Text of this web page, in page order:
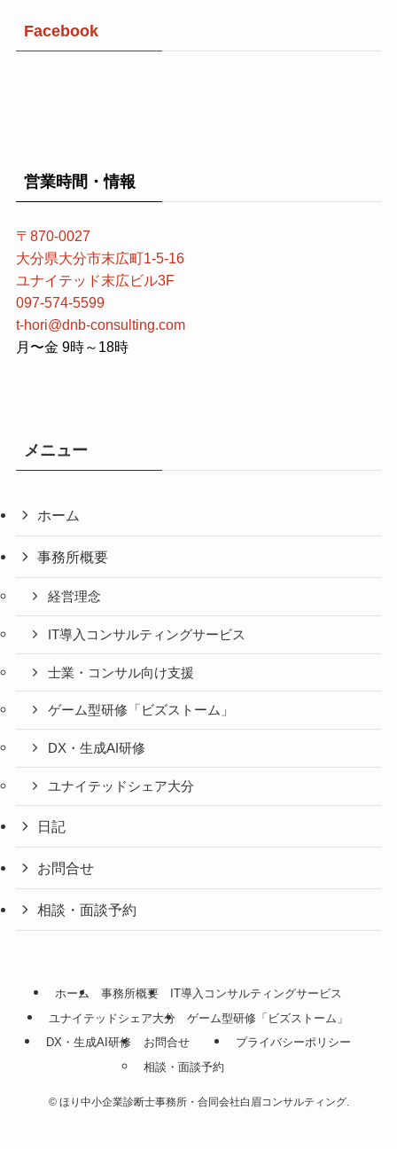
Facebook
営業時間・情報
〒870-0027
大分県大分市末広町1-5-16
ユナイテッド末広ビル3F
097-574-5599
t-hori@dnb-consulting.com
月〜金 9時～18時
メニュー
ホーム
事務所概要
経営理念
IT導入コンサルティングサービス
士業・コンサル向け支援
ゲーム型研修「ビズストーム」
DX・生成AI研修
ユナイテッドシェア大分
日記
お問合せ
相談・面談予約
ホーム 事務所概要
IT導入コンサルティングサービス
ユナイテッドシェア大分
ゲーム型研修「ビズストーム」
DX・生成AI研修
お問合せ
相談・面談予約
プライバシーポリシー
©ほり中小企業診断士事務所・合同会社白眉コンサルティング.